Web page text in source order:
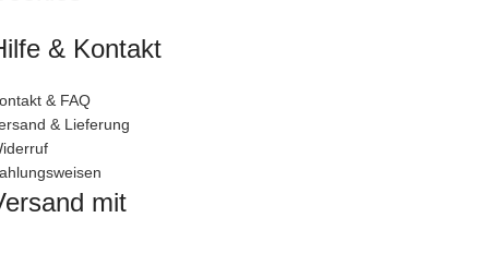
& Kontakt
& FAQ
& Lieferung
mit